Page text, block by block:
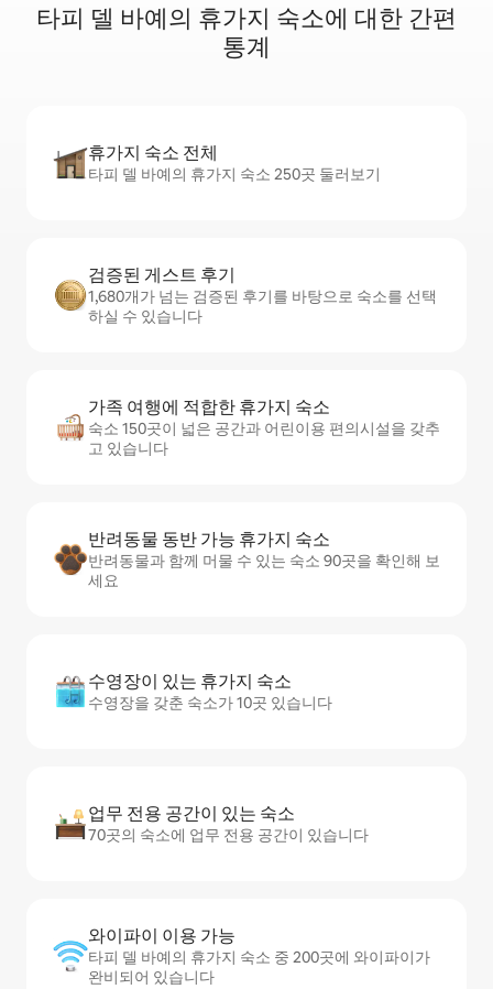
타피 델 바예의 휴가지 숙소에 대한 간편
통계
휴가지 숙소 전체
타피 델 바예의 휴가지 숙소 250곳 둘러보기
검증된 게스트 후기
1,680개가 넘는 검증된 후기를 바탕으로 숙소를 선택
하실 수 있습니다
가족 여행에 적합한 휴가지 숙소
숙소 150곳이 넓은 공간과 어린이용 편의시설을 갖추
고 있습니다
반려동물 동반 가능 휴가지 숙소
반려동물과 함께 머물 수 있는 숙소 90곳을 확인해 보
세요
수영장이 있는 휴가지 숙소
수영장을 갖춘 숙소가 10곳 있습니다
업무 전용 공간이 있는 숙소
70곳의 숙소에 업무 전용 공간이 있습니다
와이파이 이용 가능
타피 델 바예의 휴가지 숙소 중 200곳에 와이파이가
완비되어 있습니다